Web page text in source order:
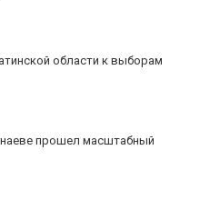
области к выборам
прошел масштабный